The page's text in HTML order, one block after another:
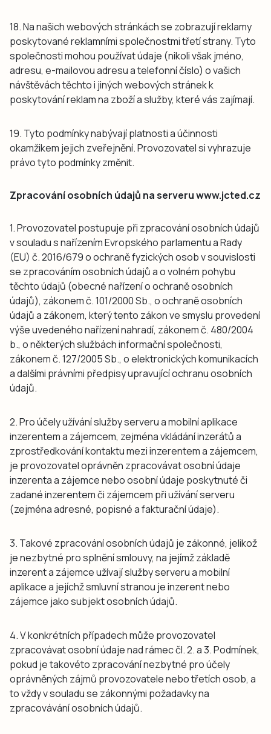
18. Na našich webových stránkách se zobrazují reklamy
poskytované reklamními společnostmi třetí strany. Tyto
společnosti mohou používat údaje (nikoli však jméno,
adresu, e-mailovou adresu a telefonní číslo) o vašich
návštěvách těchto i jiných webových stránek k
poskytování reklam na zboží a služby, které vás zajímají.
19. Tyto podmínky nabývají platnosti a účinnosti
okamžikem jejich zveřejnění. Provozovatel si vyhrazuje
právo tyto podmínky změnit.
Zpracování osobních údajů na serveru www.jcted.cz
1. Provozovatel postupuje při zpracování osobních údajů
v souladu s nařízením Evropského parlamentu a Rady
(EU) č. 2016/679 o ochraně fyzických osob v souvislosti
se zpracováním osobních údajů a o volném pohybu
těchto údajů (obecné nařízení o ochraně osobních
údajů), zákonem č. 101/2000 Sb., o ochraně osobních
údajů a zákonem, který tento zákon ve smyslu provedení
výše uvedeného nařízení nahradí, zákonem č. 480/2004
b., o některých službách informační společnosti,
zákonem č. 127/2005 Sb., o elektronických komunikacích
a dalšími právními předpisy upravující ochranu osobních
údajů.
2. Pro účely užívání služby serveru a mobilní aplikace
inzerentem a zájemcem, zejména vkládání inzerátů a
zprostředkování kontaktu mezi inzerentem a zájemcem,
je provozovatel oprávněn zpracovávat osobní údaje
inzerenta a zájemce nebo osobní údaje poskytnuté či
zadané inzerentem či zájemcem při užívání serveru
(zejména adresné, popisné a fakturační údaje).
3. Takové zpracování osobních údajů je zákonné, jelikož
je nezbytné pro splnění smlouvy, na jejímž základě
inzerent a zájemce užívají služby serveru a mobilní
aplikace a jejíchž smluvní stranou je inzerent nebo
zájemce jako subjekt osobních údajů.
4. V konkrétních případech může provozovatel
zpracovávat osobní údaje nad rámec čl. 2. a 3. Podmínek,
pokud je takovéto zpracování nezbytné pro účely
oprávněných zájmů provozovatele nebo třetích osob, a
to vždy v souladu se zákonnými požadavky na
zpracovávání osobních údajů.